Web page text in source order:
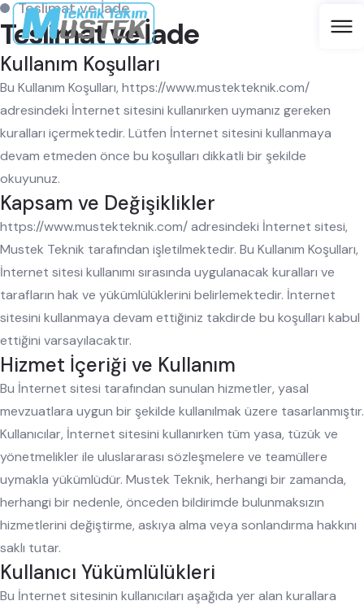
Teslimat ve İade
Teslimat ve İade
Kullanım Koşulları
Bu Kullanım Koşulları, https://www.mustekteknik.com/
adresindeki İnternet sitesini kullanırken uymanız gereken
kuralları içermektedir. Lütfen İnternet sitesini kullanmaya
devam etmeden önce bu koşulları dikkatli bir şekilde
okuyunuz.
Kapsam ve Değişiklikler
https://www.mustekteknik.com/ adresindeki İnternet sitesi,
Mustek Teknik tarafından işletilmektedir. Bu Kullanım Koşulları,
İnternet sitesi kullanımı sırasında uygulanacak kuralları ve
tarafların hak ve yükümlülüklerini belirlemektedir. İnternet
sitesini kullanmaya devam ettiğiniz takdirde bu koşulları kabul
ettiğini varsayılacaktır.
Hizmet İçeriği ve Kullanım
Bu İnternet sitesi tarafından sunulan hizmetler, yasal
mevzuatlara uygun bir şekilde kullanılmak üzere tasarlanmıştır.
Kullanıcılar, İnternet sitesini kullanırken tüm yasa, tüzük ve
yönetmelikler ile uluslararası sözleşmelere ve teamüllere
uymakla yükümlüdür. Mustek Teknik, herhangi bir zamanda,
herhangi bir nedenle, önceden bildirimde bulunmaksızın
hizmetlerini değiştirme, askıya alma veya sonlandırma hakkını
saklı tutar.
Kullanıcı Yükümlülükleri
Bu İnternet sitesinin kullanıcıları aşağıda yer alan kurallara